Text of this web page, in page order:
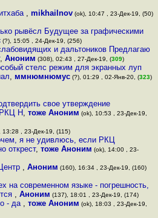
,mikhailnov (ok), 10:47 , 23-Дек-19, (50)
рывёсл Будущее за графическими
(?), 15:05 , 24-Дек-19, (256)
и дальтоников Предлагаю
, Аноним (308), 02:43 , 27-Дек-19, (309)
стелс режим для экранных луп
, ммнюмнюмус (?), 01:29 , 02-Янв-20, (323)
свое утверждение
Н,тоже Аноним (ok), 10:53 , 23-Дек-19,
13:28 , 23-Дек-19, (115)
я не удивлюсь, если РКЦ
открест, тоже Аноним (ok), 14:00 , 23-
,Аноним (160), 16:34 , 23-Дек-19, (160)
на современном языке - погрешность,
, Аноним (137), 18:01 , 23-Дек-19, (174)
- да , тоже Аноним (ok), 18:03 , 23-Дек-19,